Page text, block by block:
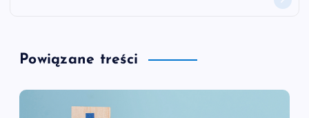
g
a
Powiązane treści